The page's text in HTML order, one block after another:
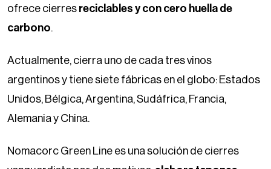
ofrece cierres reciclables y con cero huella de
carbono.
Actualmente, cierra uno de cada tres vinos
argentinos y tiene siete fábricas en el globo: Estados
Unidos, Bélgica, Argentina, Sudáfrica, Francia,
Alemania y China.
Nomacorc Green Line es una solución de cierres